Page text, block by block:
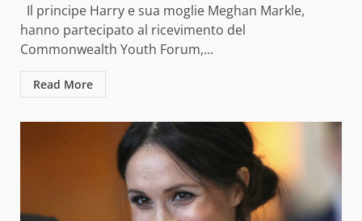
Il principe Harry e sua moglie Meghan Markle,
hanno partecipato al ricevimento del
Commonwealth Youth Forum,...
Read More